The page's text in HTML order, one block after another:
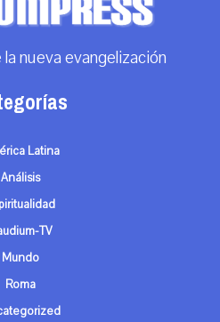
nueva evangelización
Latina
Análisis
TV
Mundo
Roma